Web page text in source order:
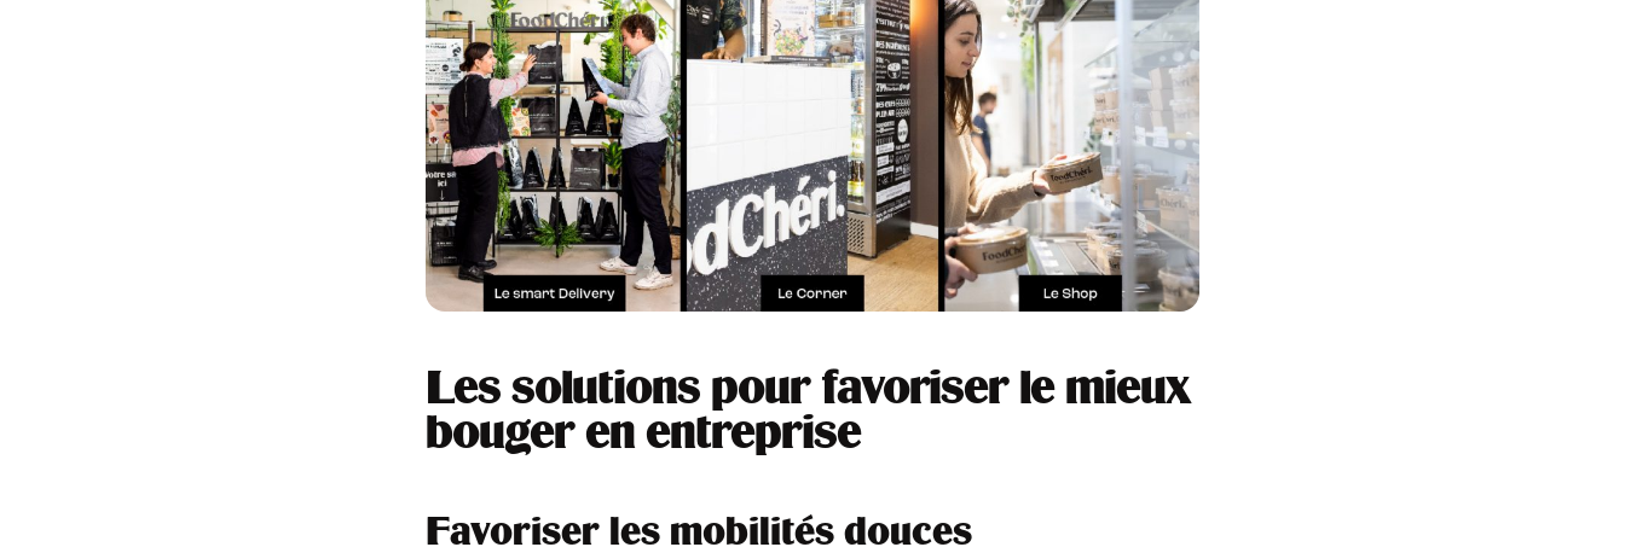
Les solutions pour favoriser le mieux
bouger en entreprise
Favoriser les mobilités douces